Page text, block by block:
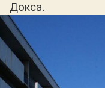
Докса.